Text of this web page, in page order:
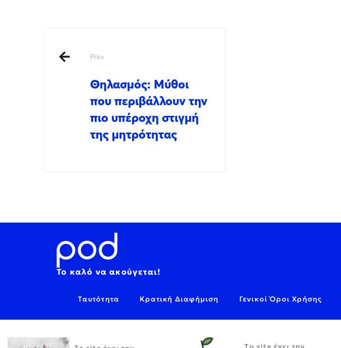
Prev
Θηλασμός: Μύθοι
που περιβάλλουν την
πιο υπέροχη στιγμή
της μητρότητας
Το καλό να ακούγεται!
Ταυτότητα Κρατική Διαφήμιση Γενικοί Όροι Χρήσης